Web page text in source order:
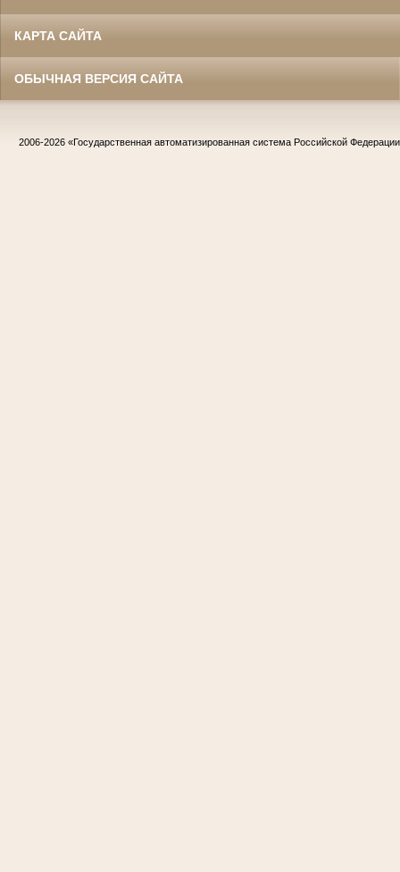
КАРТА САЙТА
ОБЫЧНАЯ ВЕРСИЯ САЙТА
2006-2026 «Государственная автоматизированная система Российской